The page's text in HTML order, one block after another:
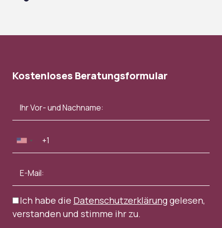
Kostenloses Beratungsformular
Ich habe die Datenschutzerklärunggelesen,
verstanden und stimme ihr zu.